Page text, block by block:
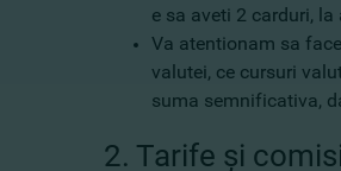
e sa aveti 2 carduri,
Va atentionam sa
valutei, ce cursuri
suma semnificativa,
2. Tarife şi